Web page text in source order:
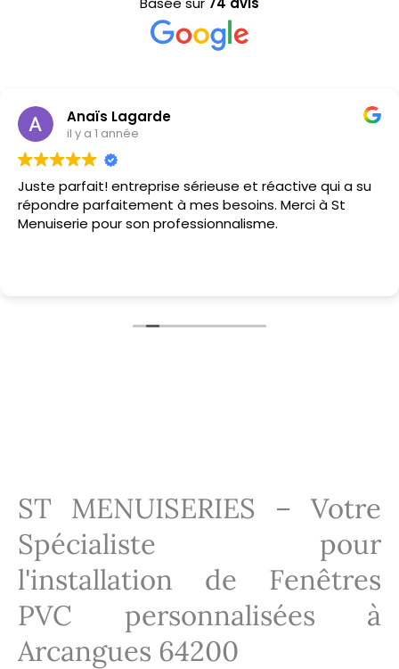
Anaïs Lagarde
il y a 1 année
Juste parfait! entreprise sérieuse et réactive qui a su
répondre parfaitement à mes besoins. Merci à St
Menuiserie pour son professionnalisme.
ST MENUISERIES – Votre
Spécialiste pour
l'installation de Fenêtres
PVC personnalisées à
Arcangues 64200